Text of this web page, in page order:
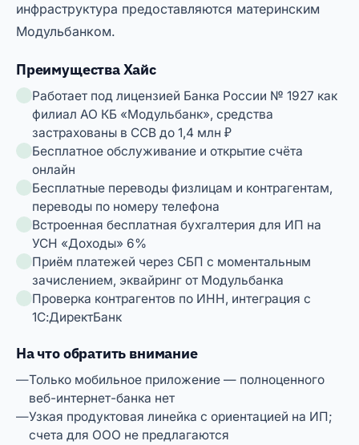
инфраструктура предоставляются материнским
Модульбанком.
Преимущества Хайс
Работает под лицензией Банка России № 1927 как
филиал АО КБ «Модульбанк», средства
застрахованы в ССВ до 1,4 млн ₽
Бесплатное обслуживание и открытие счёта
онлайн
Бесплатные переводы физлицам и контрагентам,
переводы по номеру телефона
Встроенная бесплатная бухгалтерия для ИП на
УСН «Доходы» 6%
Приём платежей через СБП с моментальным
зачислением, эквайринг от Модульбанка
Проверка контрагентов по ИНН, интеграция с
1С:ДиректБанк
На что обратить внимание
Только мобильное приложение — полноценного
веб-интернет-банка нет
Узкая продуктовая линейка с ориентацией на ИП;
счета для ООО не предлагаются